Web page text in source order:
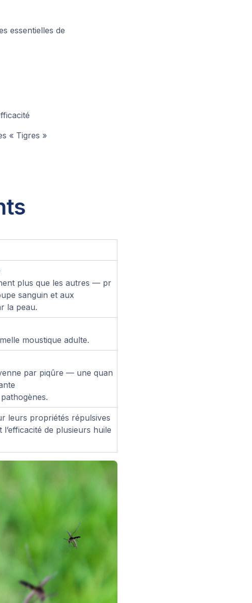
essentielles de
« Tigres »
plus que les autres — pr
sanguin et aux
la peau.
moustique adulte.
par piqûre — une quan
leurs propriétés répulsives
de plusieurs huile